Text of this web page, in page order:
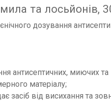
та лосьйонів,
дозування
антисептичних, миючих
матеріалу;
від висихання та